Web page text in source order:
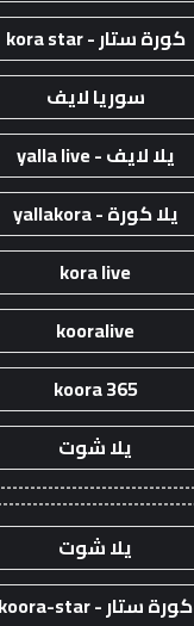
كورة ستار - kora star
سوريا لايف
يلا لايف - yalla live
يلا كورة - yallakora
kora live
kooralive
koora 365
يلا شوت
يلا شوت
كورة ستار - koora-star